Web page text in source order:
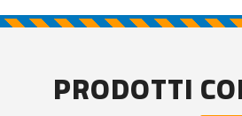
PRODOTTI